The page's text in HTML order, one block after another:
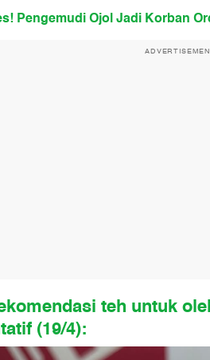
Pengemudi Ojol Jadi Korban
teh untuk
(19/4):